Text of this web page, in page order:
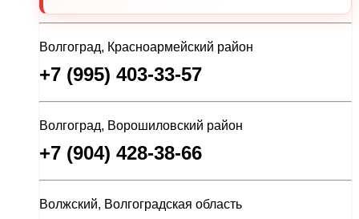
Волгоград, Красноармейский район
+7 (995) 403-33-57
Волгоград, Ворошиловский район
+7 (904) 428-38-66
Волжский, Волгоградская область